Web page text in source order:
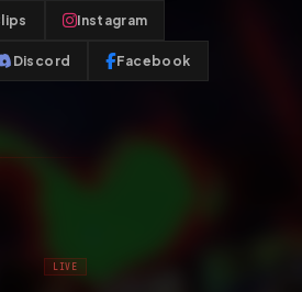
Instagram
Discord Facebook
LIVE